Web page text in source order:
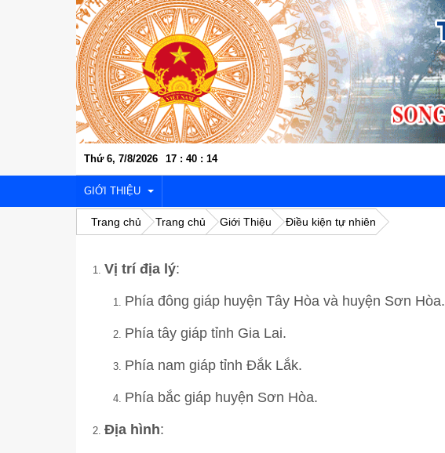
Thứ 6, 7/8/2026 17 : 40 : 15
GIỚI THIỆU
VỊ TRÍ ĐỊA LÝ
LỊCH SỬ VĂN HÓA
Trang chủ Trang chủ Giới Thiệu Điều kiện tự nhiên
Vị trí địa lý:
Phía đông giáp huyện Tây Hòa và huyện Sơn Hòa.
Phía tây giáp tỉnh Gia Lai.
Phía nam giáp tỉnh Đắk Lắk.
Phía bắc giáp huyện Sơn Hòa.
Địa hình: